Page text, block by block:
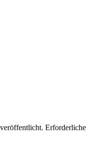
Erforderliche